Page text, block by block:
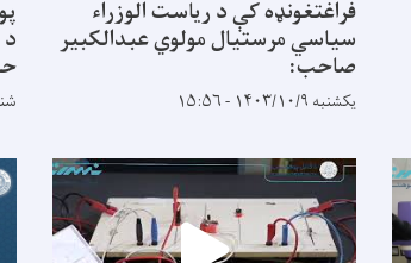
فراغتغونډه کې د ریاست الوزراء
سیاسي مرستیال مولوي عبدالکبیر
صاحب:
یکشنبه ۱۴۰۳/۱۰/۹ - ۱۵:۵۶ شنبه